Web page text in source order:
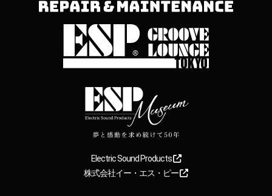
Electric Sound Products
株式会社イー・エス・ピー